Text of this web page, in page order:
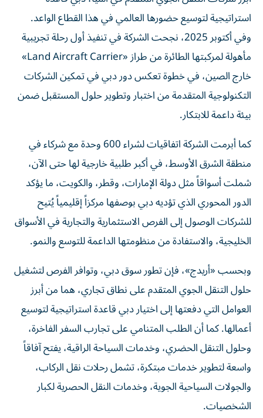
استراتيجية لتوسيع حضورها العالمي في هذا القطاع الواعد.
وفي أكتوبر 2025، نجحت الشركة في تنفيذ أول رحلة تجريبية
مأهولة لمركبتها الطائرة من طراز «Land Aircraft Carrier»
خارج الصين، في خطوة تعكس دور دبي في تمكين الشركات
التكنولوجية المتقدمة من اختبار وتطوير حلول المستقبل ضمن
بيئة داعمة للابتكار.
كما أبرمت الشركة اتفاقيات لشراء 600 وحدة مع شركاء في
منطقة الشرق الأوسط، في أكبر طلبية خارجية لها حتى الآن،
شملت أسواقاً مثل دولة الإمارات، وقطر، والكويت، ما يؤكد
الدور المحوري الذي تؤديه دبي بوصفها مركزاً إقليمياً يُتيح
للشركات الوصول إلى الفرص الاستثمارية والتجارية في الأسواق
الخليجية، والاستفادة من منظومتها الداعمة للتوسع والنمو.
وبحسب «أريدج»، فإن تطور سوق دبي، وتوافر الفرص لتشغيل
حلول التنقل الجوي المتقدم على نطاق تجاري، هما من أبرز
العوامل التي دفعتها إلى اختيار دبي قاعدة استراتيجية لتوسيع
أعمالها. كما أن الطلب المتنامي على تجارب السفر الفاخرة،
وحلول التنقل الحضري، وخدمات السياحة الراقية، يفتح آفاقاً
واسعة لتطوير خدمات مبتكرة، تشمل رحلات نقل الركاب،
والجولات السياحية الجوية، وخدمات النقل الحصرية لكبار
الشخصيات.